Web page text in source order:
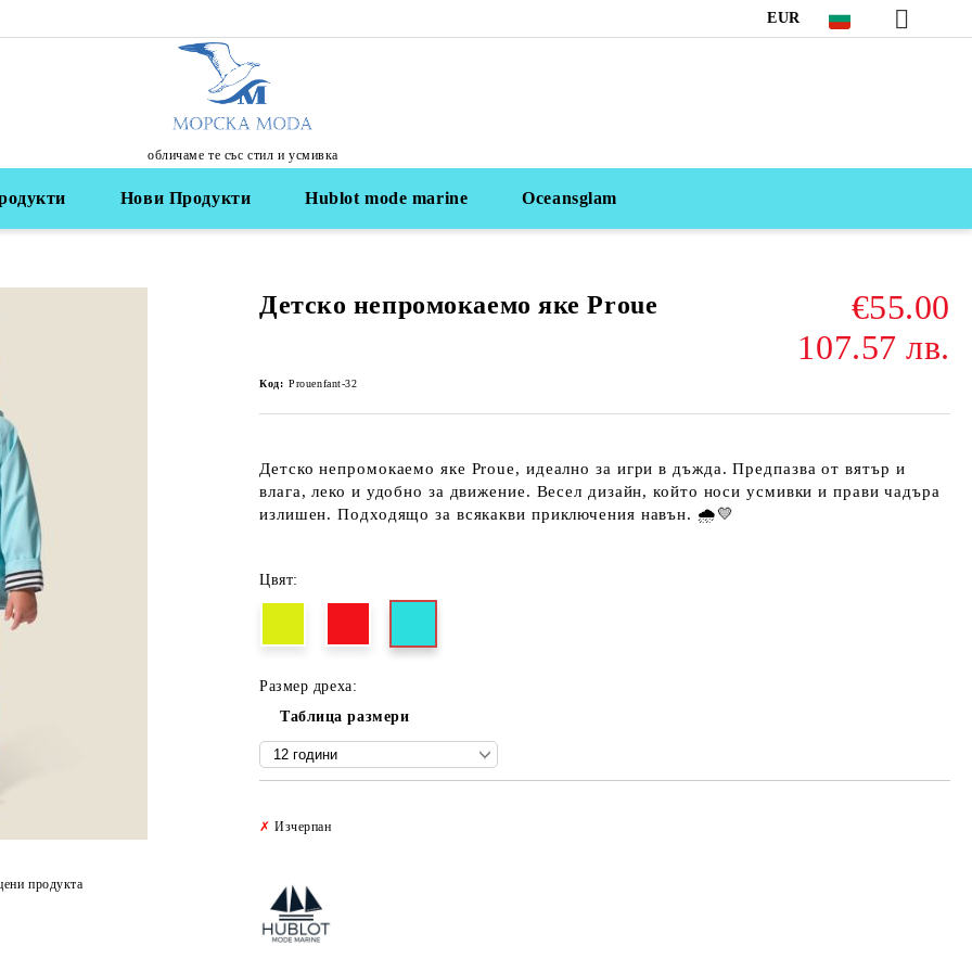
EUR
обличаме те със стил и усмивка
Нови Продукти Hublot mode marine Oceansglam
Детско непромокаемо яке Proue
€55.00
107.57 лв.
Код: Prouenfant-32
Детско непромокаемо яке Prouе, идеално за игри в дъжда. Предпазва от вятър и
влага, леко и удобно за движение. Весел дизайн, който носи усмивки и прави чадъра
излишен. Подходящо за всякакви приключения навън. 🌧️💛
Цвят:
Размер дреха:
Таблица размери
✗ Изчерпан
продукта